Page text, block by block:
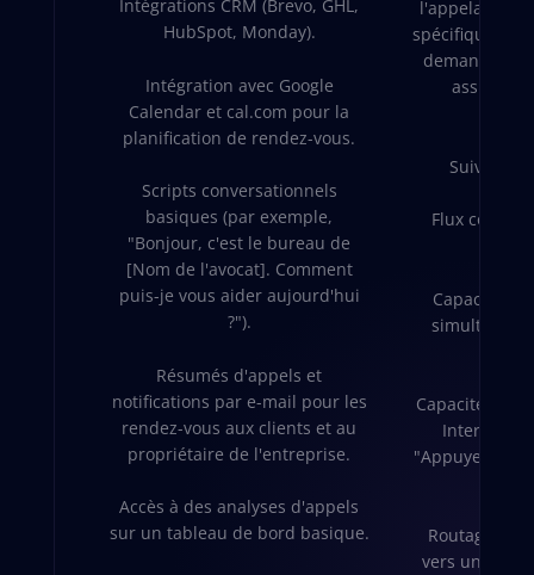
Intégrations CRM (Brevo, GHL,
HubSpot, Monday).
Intégration avec Google
Calendar et cal.com pour la
planification de rendez-vous.
Scripts conversationnels
basiques (par exemple,
"Bonjour, c'est le bureau de
[Nom de l'avocat]. Comment
puis-je vous aider aujourd'hui
?").
Résumés d'appels et
notifications par e-mail pour les
rendez-vous aux clients et au
propriétaire de l'entreprise.
Accès à des analyses d'appels
sur un tableau de bord basique.
l'appelant
spécifique en
demandé).
Suivi/
Flux
Capacité
simultanés
Capacités
"Appuyez sur
Routage
vers un